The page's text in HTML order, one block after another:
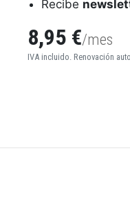
Recibe
8,95 €/mes
IVA incluido. Renovación